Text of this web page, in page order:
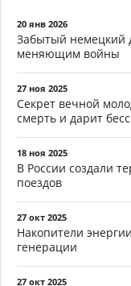
20 янв 2026
Забытый немецкий
меняющим войны
27 ноя 2025
Секрет вечной
смерть и дарит
18 ноя 2025
В России создали
поездов
27 окт 2025
Накопители
генерации
27 окт 2025